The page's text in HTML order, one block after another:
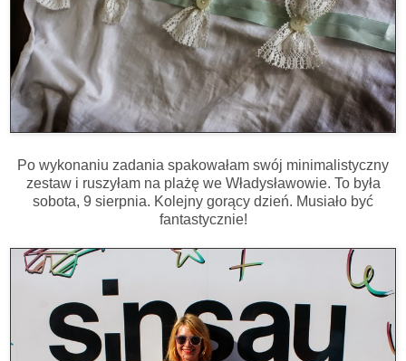
Po wykonaniu zadania spakowałam swój minimalistyczny
zestaw i ruszyłam na plażę we Władysławowie. To była
sobota, 9 sierpnia. Kolejny gorący dzień. Musiało być
fantastycznie!